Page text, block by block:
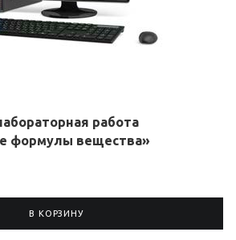
работа
формулы вещества»
В КОРЗИНУ